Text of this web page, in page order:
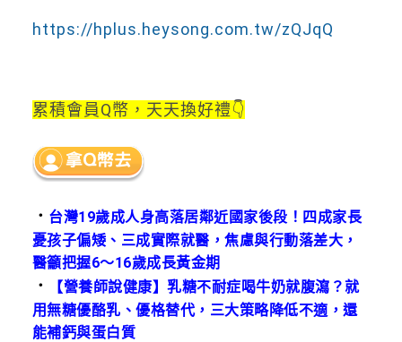
https://hplus.heysong.com.tw/zQJqQ
累積會員Q幣， 天天換好禮👇
． 台灣19歲成人身高落居鄰近國家後段！四成家長
憂孩子偏矮、三成實際就醫，焦慮與行動落差大，
醫籲把握6～16歲成長黃金期
．
【營養師說健康】乳糖不耐症喝牛奶就腹瀉？就
用無糖優酪乳、優格替代，三大策略降低不適，還
能補鈣與蛋白質